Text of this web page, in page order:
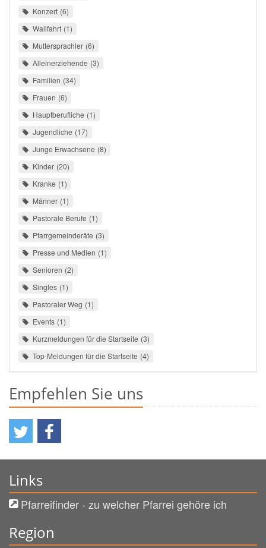
Konzert 6
Wallfahrt 1
Muttersprachler 6
Alleinerziehende 3
Familien 34
Frauen 6
Hauptberufliche 1
Jugendliche 17
Junge Erwachsene 8
Kinder 20
Kranke 1
Männer 1
Pastorale Berufe 1
Pfarrgemeinderäte 3
Presse und Medien 1
Senioren 2
Singles 1
Pastoraler Weg 1
Events 1
Kurzmeldungen für die Startseite 3
Top-Meldungen für die Startseite 4
Empfehlen Sie uns
Links
Pfarreifinder - zu welcher Pfarrei gehöre ich
Region